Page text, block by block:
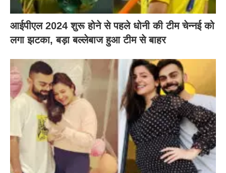
आईपीएल 2024 शुरू होने से पहले धोनी की टीम चेन्नई को
लगा झटका, बड़ा बल्लेबाज हुआ टीम से बाहर